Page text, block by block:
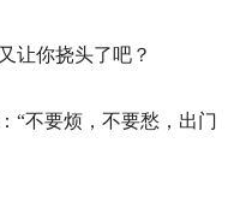
你挠头了吧？
不要烦，不要愁，出门